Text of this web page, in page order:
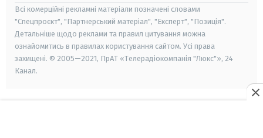
Всі комерційні рекламні матеріали позначені словами
"Спецпроєкт", "Партнерський матеріал", "Експерт", "Позиція".
Детальніше щодо реклами та правил цитування можна
ознайомитись в правилах користування сайтом. Усі права
захищені. © 2005—2021, ПрАТ «Телерадіокомпанія "Люкс"», 24
Канал.